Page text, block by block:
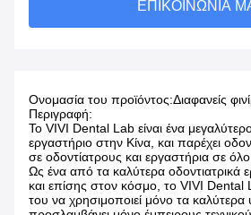
Ονομασία του προϊόντος:Διαφανείς
Περιγραφή:
Το VIVI Dental Lab είναι ένα
εργαστήριο στην Κίνα, και παρέχει
σε οδοντίατρους και εργαστήρια σε
Ως ένα από τα καλύτερα οδοντιατρικά
και επίσης στον κόσμο, το VIVI Dental
του να χρησιμοποιεί μόνο τα καλύτερα